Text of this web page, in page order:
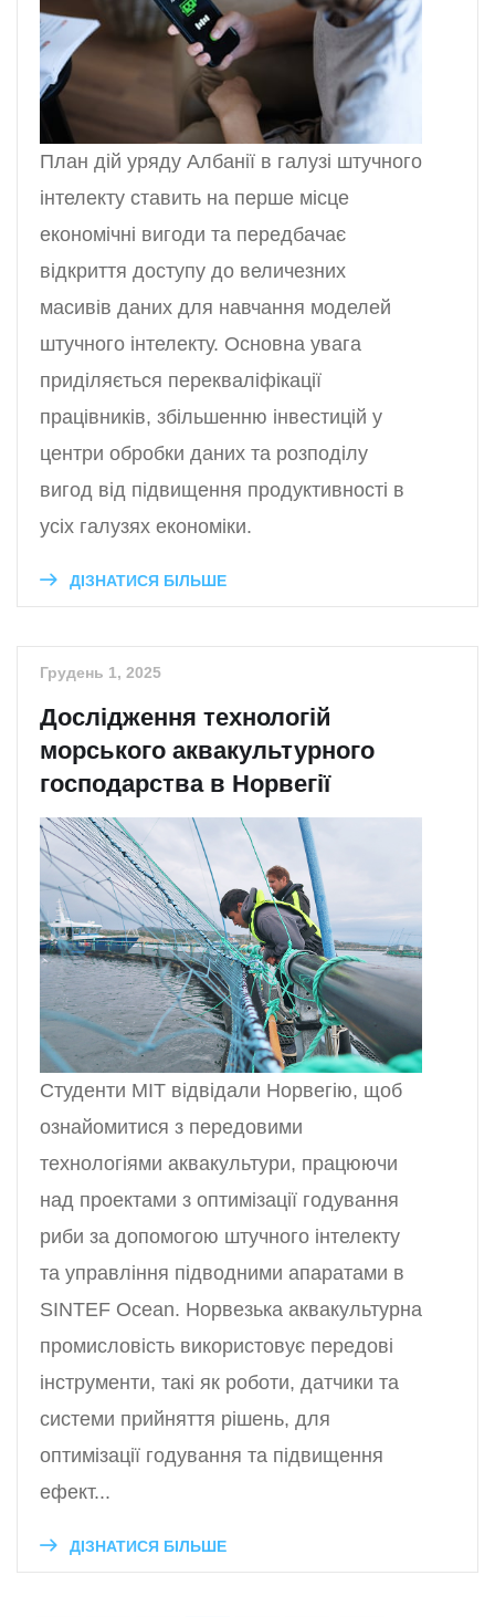
План дій уряду Албанії в галузі штучного
інтелекту ставить на перше місце
економічні вигоди та передбачає
відкриття доступу до величезних
масивів даних для навчання моделей
штучного інтелекту. Основна увага
приділяється перекваліфікації
працівників, збільшенню інвестицій у
центри обробки даних та розподілу
вигод від підвищення продуктивності в
усіх галузях економіки.
ДІЗНАТИСЯ БІЛЬШЕ
Грудень 1, 2025
Дослідження технологій
морського аквакультурного
господарства в Норвегії
Студенти MIT відвідали Норвегію, щоб
ознайомитися з передовими
технологіями аквакультури, працюючи
над проектами з оптимізації годування
риби за допомогою штучного інтелекту
та управління підводними апаратами в
SINTEF Ocean. Норвезька аквакультурна
промисловість використовує передові
інструменти, такі як роботи, датчики та
системи прийняття рішень, для
оптимізації годування та підвищення
ефект...
ДІЗНАТИСЯ БІЛЬШЕ